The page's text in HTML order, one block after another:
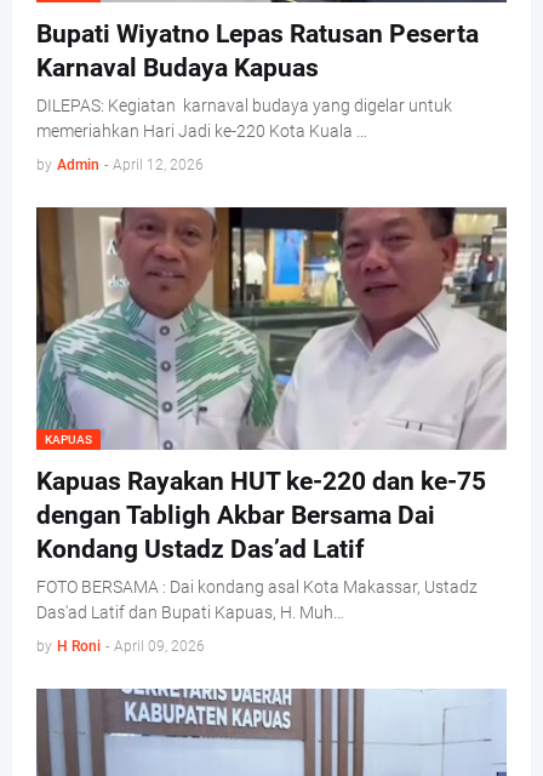
Bupati Wiyatno Lepas Ratusan Peserta
Karnaval Budaya Kapuas
DILEPAS: Kegiatan karnaval budaya yang digelar untuk
memeriahkan Hari Jadi ke-220 Kota Kuala …
by Admin - April 12, 2026
KAPUAS
Kapuas Rayakan HUT ke-220 dan ke-75
dengan Tabligh Akbar Bersama Dai
Kondang Ustadz Das’ad Latif
FOTO BERSAMA : Dai kondang asal Kota Makassar, Ustadz
Das'ad Latif dan Bupati Kapuas, H. Muh…
by H Roni - April 09, 2026